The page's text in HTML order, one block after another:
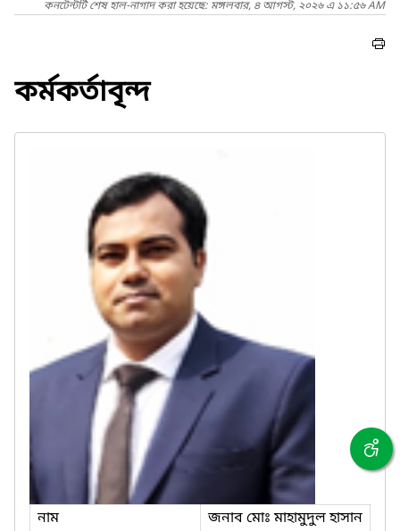
কনটেন্টটি শেষ হাল-নাগাদ করা হয়েছে: মঙ্গলবার, ৪ আগস্ট, ২০২৬ এ ১১:৫৬ AM
কর্মকর্তাবৃন্দ
নাম
জনাব মোঃ মাহামুদুল হাসান